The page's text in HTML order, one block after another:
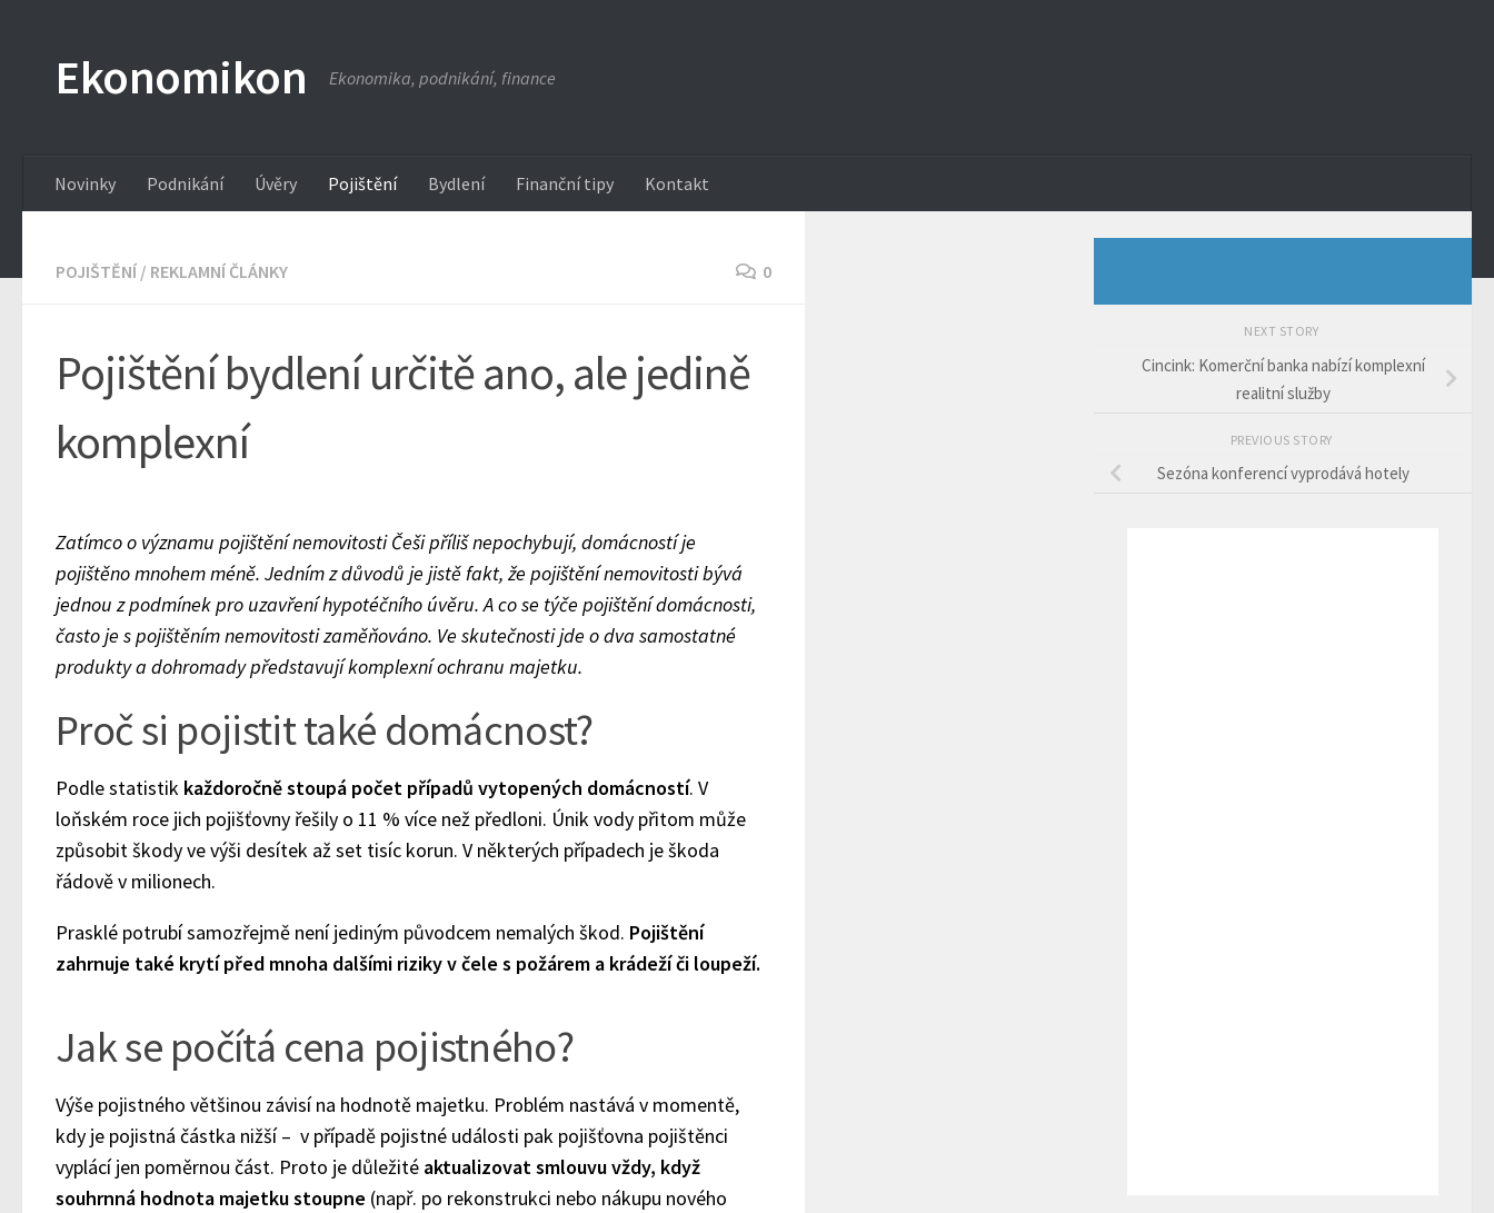
Ekonomikon Ekonomika, podnikání, finance
Novinky Podnikání Úvěry Pojištění Bydlení Finanční tipy Kontakt
POJIŠTĚNÍ / REKLAMNÍ ČLÁNKY 0
Pojištění bydlení určitě ano, ale jedině
komplexní
Zatímco o významu pojištění nemovitosti Češi příliš nepochybují, domácností je
pojištěno mnohem méně. Jedním z důvodů je jistě fakt, že pojištění nemovitosti bývá
jednou z podmínek pro uzavření hypotéčního úvěru. A co se týče pojištění domácnosti,
často je s pojištěním nemovitosti zaměňováno. Ve skutečnosti jde o dva samostatné
produkty a dohromady představují komplexní ochranu majetku.
Proč si pojistit také domácnost?
Podle statistik každoročně stoupá počet případů vytopených domácností. V
loňském roce jich pojišťovny řešily o 11 % více než předloni. Únik vody přitom může
způsobit škody ve výši desítek až set tisíc korun. V některých případech je škoda
řádově v milionech.
Prasklé potrubí samozřejmě není jediným původcem nemalých škod. Pojištění
zahrnuje také krytí před mnoha dalšími riziky v čele s požárem a krádeží či loupeží.
Jak se počítá cena pojistného?
Výše pojistného většinou závisí na hodnotě majetku. Problém nastává v momentě,
kdy je pojistná částka nižší – v případě pojistné události pak pojišťovna pojištěnci
vyplácí jen poměrnou část. Proto je důležité aktualizovat smlouvu vždy, když
souhrnná hodnota majetku stoupne (např. po rekonstrukci nebo nákupu nového
NEXT STORY
Cincink: Komerční banka nabízí komplexní
realitní služby
PREVIOUS STORY
Sezóna konferencí vyprodává hotely